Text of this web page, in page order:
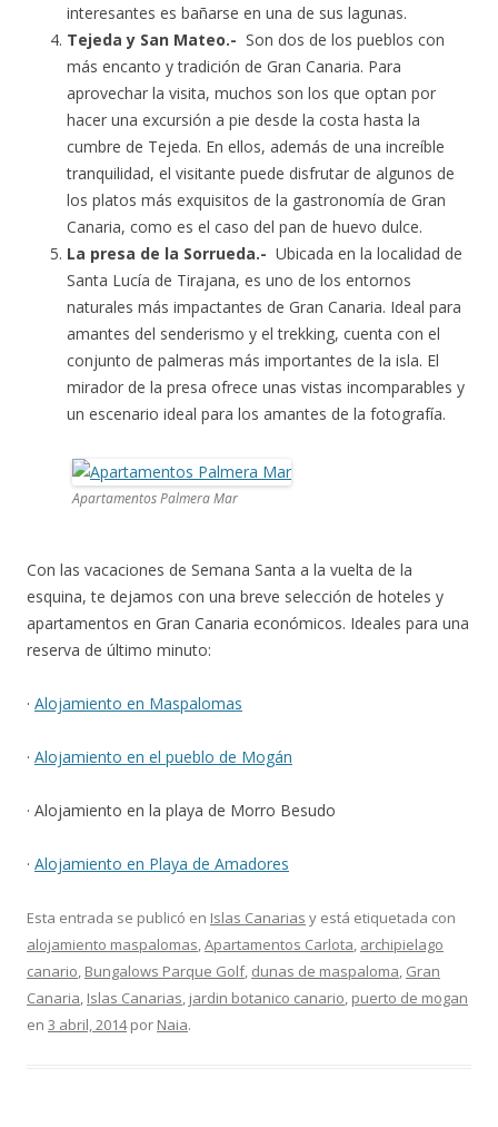
interesantes es bañarse en una de sus lagunas.
Tejeda y San Mateo.- Son dos de los pueblos con
más encanto y tradición de Gran Canaria. Para
aprovechar la visita, muchos son los que optan por
hacer una excursión a pie desde la costa hasta la
cumbre de Tejeda. En ellos, además de una increíble
tranquilidad, el visitante puede disfrutar de algunos de
los platos más exquisitos de la gastronomía de Gran
Canaria, como es el caso del pan de huevo dulce.
La presa de la Sorrueda.- Ubicada en la localidad de
Santa Lucía de Tirajana, es uno de los entornos
naturales más impactantes de Gran Canaria. Ideal para
amantes del senderismo y el trekking, cuenta con el
conjunto de palmeras más importantes de la isla. El
mirador de la presa ofrece unas vistas incomparables y
un escenario ideal para los amantes de la fotografía.
Apartamentos Palmera Mar
Con las vacaciones de Semana Santa a la vuelta de la
esquina, te dejamos con una breve selección de hoteles y
apartamentos en Gran Canaria económicos. Ideales para una
reserva de último minuto:
· Alojamiento en Maspalomas
· Alojamiento en el pueblo de Mogán
· Alojamiento en la playa de Morro Besudo
· Alojamiento en Playa de Amadores
Esta entrada se publicó en Islas Canarias y está etiquetada con
alojamiento maspalomas,Apartamentos Carlota, archipielago
canario, Bungalows Parque Golf, dunas de maspaloma, Gran
Canaria, Islas Canarias, jardin botanico canario, puerto de mogan
en 3 abril, 2014por Naia.